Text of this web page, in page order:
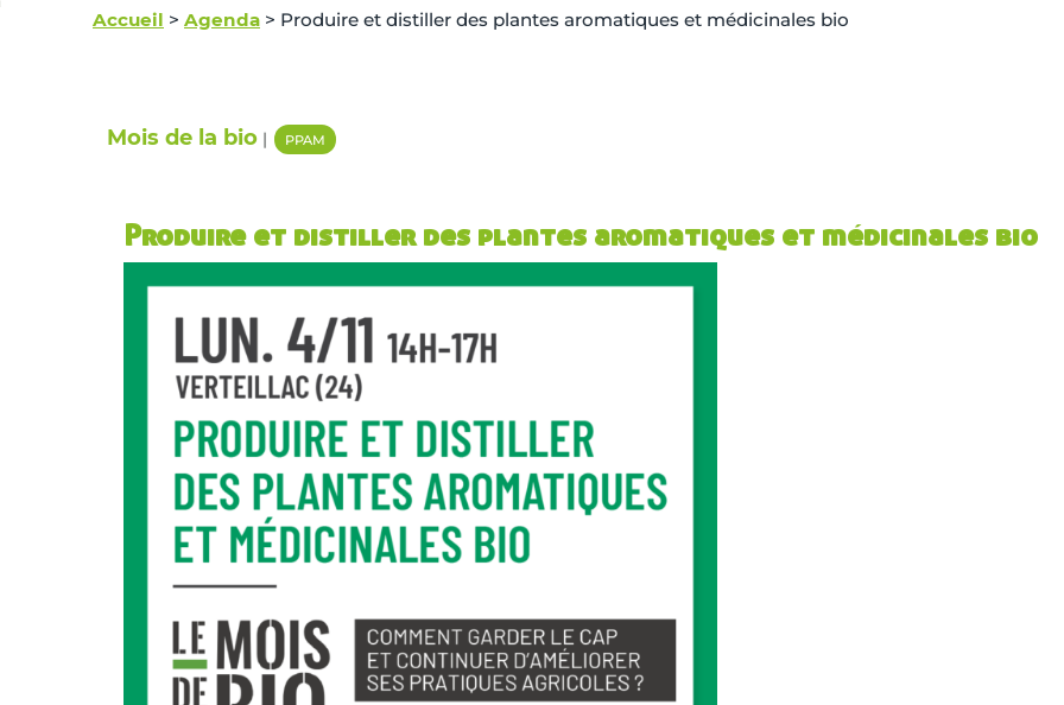
Accueil > Agenda > Produire et distiller des plantes aromatiques et médicinales bio
Mois de la bio | PPAM
Produire et distiller des plantes aromatiques et médicinales bio